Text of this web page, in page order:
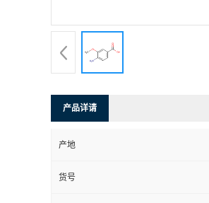
产品详请
产地
货号